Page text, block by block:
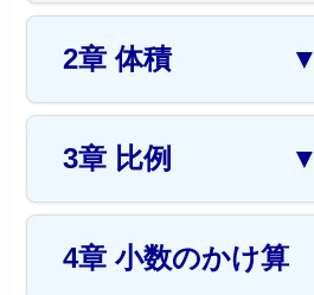
2章 体積 ▼
3章 比例 ▼
4章 小数のかけ算